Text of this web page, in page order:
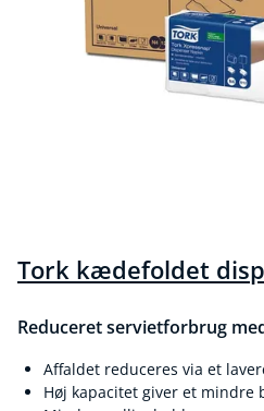
Tork kædefoldet
Reduceret servietforbrug
Affaldet reduceres via et
Høj kapacitet giver et mindre